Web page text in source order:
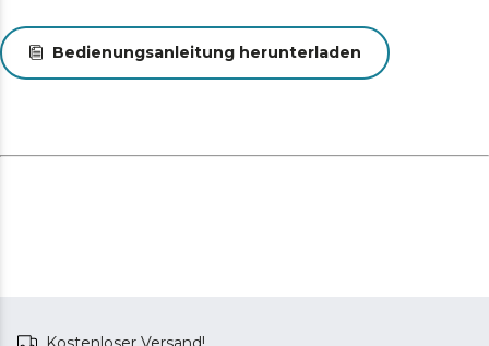
Bedienungsanleitung herunterladen